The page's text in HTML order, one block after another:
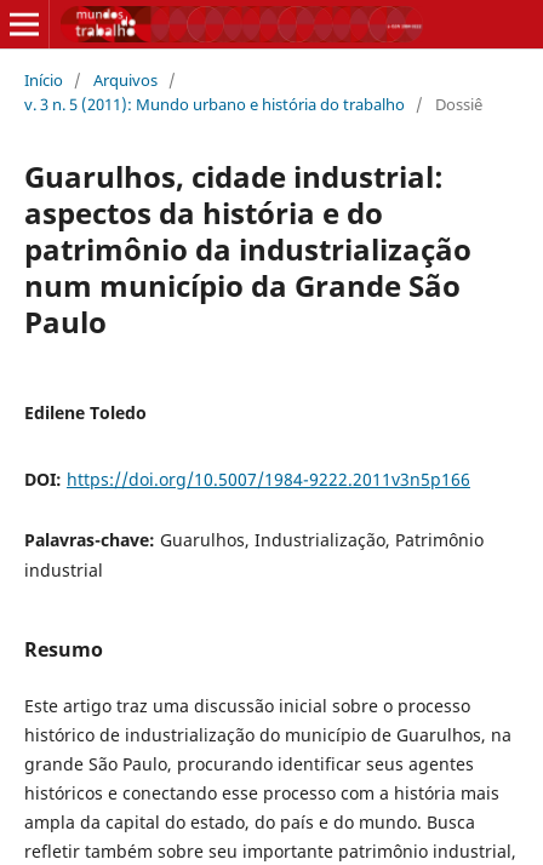
Início / Arquivos /
v. 3 n. 5 (2011): Mundo urbano e história do trabalho / Dossiê
Guarulhos, cidade industrial:
aspectos da história e do
patrimônio da industrialização
num município da Grande São
Paulo
Edilene Toledo
DOI: https://doi.org/10.5007/1984-9222.2011v3n5p166
Palavras-chave: Guarulhos, Industrialização, Patrimônio
industrial
Resumo
Este artigo traz uma discussão inicial sobre o processo
histórico de industrialização do município de Guarulhos, na
grande São Paulo, procurando identificar seus agentes
históricos e conectando esse processo com a história mais
ampla da capital do estado, do país e do mundo. Busca
refletir também sobre seu importante patrimônio industrial,